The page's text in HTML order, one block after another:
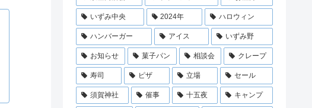
いずみ中央 2024年 ハロウィン
ハンバーガー アイス いずみ野
お知らせ 菓子パン 相談会 クレープ
寿司 ピザ 立場 セール
須賀神社 催事 十五夜 キャンプ